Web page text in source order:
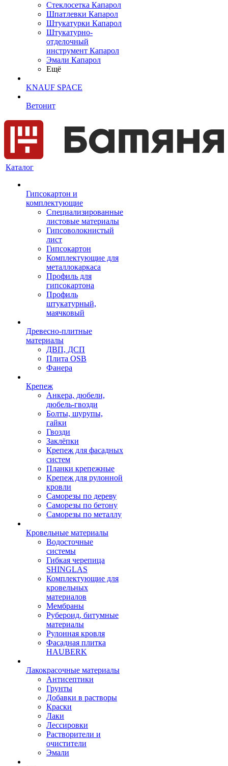
Cтеклосетка Капарол
Шпатлевки Капарол
Штукатурки Капарол
Штукатурно-
отделочный
инструмент Капарол
Эмали Капарол
Ещё
KNAUF SPACE
Ветонит
Каталог
Гипсокартон и
комплектующие
Специализированные
листовые материалы
Гипсоволокнистый
лист
Гипсокартон
Комплектующие для
металлокаркаса
Профиль для
гипсокартона
Профиль
штукатурный,
маячковый
Древесно-плитные
материалы
ДВП, ДСП
Плита OSB
Фанера
Крепеж
Анкера, дюбели,
дюбель-гвозди
Болты, шурупы,
гайки
Гвозди
Заклёпки
Крепеж для фасадных
систем
Планки крепежные
Крепеж для рулонной
кровли
Саморезы по дереву
Саморезы по бетону
Саморезы по металлу
Кровельные материалы
Водосточные
системы
Гибкая черепица
SHINGLAS
Комплектующие для
кровельных
материалов
Мембраны
Рубероид, битумные
материалы
Рулонная кровля
Фасадная плитка
HAUBERK
Лакокрасочные материалы
Антисептики
Грунты
Добавки в растворы
Краски
Лаки
Лессировки
Растворители и
очистители
Эмали